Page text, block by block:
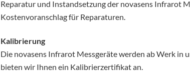
Reparatur und Instandsetzung der novasens Infrarot
Kostenvoranschlag für Reparaturen.
Kalibrierung
Die novasens Infrarot Messgeräte werden ab Werk
bieten wir Ihnen ein Kalibrierzertifikat an.